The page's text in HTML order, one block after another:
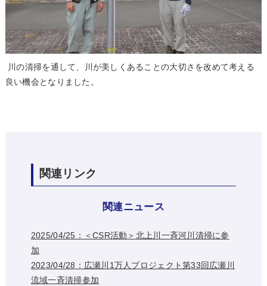
川の清掃を通して、川が美しくあることの大切さを改めて考える
良い機会となりました。
関連リンク
関連ニュース
2025/04/25：＜CSR活動＞北上川一斉河川清掃に参
加
2023/04/28：広瀬川1万人プロジェクト第33回広瀬川
流域一斉清掃参加